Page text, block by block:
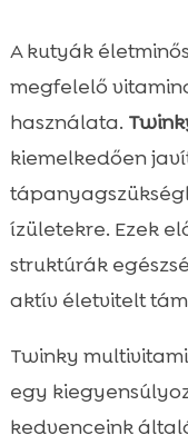
A kutyák
megfelelő
használata.
kiemelkedően
ízületekre. Ezek
struktúrák
aktív életvitelt
Twinky
egy
kedvenceink